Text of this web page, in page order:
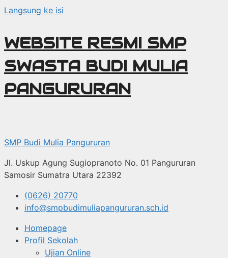
Langsung ke isi
WEBSITE RESMI SMP
SWASTA BUDI MULIA
PANGURURAN
SMP Budi Mulia Pangururan
Jl. Uskup Agung Sugiopranoto No. 01 Pangururan
Samosir Sumatra Utara 22392
(0626) 20770
info@smpbudimuliapangururan.sch.id
Homepage
Profil Sekolah
Ujian Online